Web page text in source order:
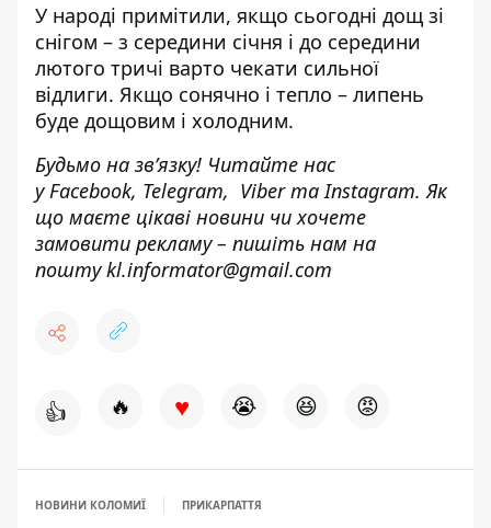
У народі примітили, якщо сьогодні дощ зі
снігом – з середини січня і до середини
лютого тричі варто чекати сильної
відлиги. Якщо сонячно і тепло – липень
буде дощовим і холодним.
Будьмо на зв’язку! Читайте нас
у Facebook, Telegram, Viberта Instagram. Як
що маєте цікаві новини чи хочете
замовити рекламу – пишіть нам на
поштуkl.informator@gmail.com
👍 🔥 ♥ 😭 😆 😡
НОВИНИ КОЛОМИЇ ПРИКАРПАТТЯ